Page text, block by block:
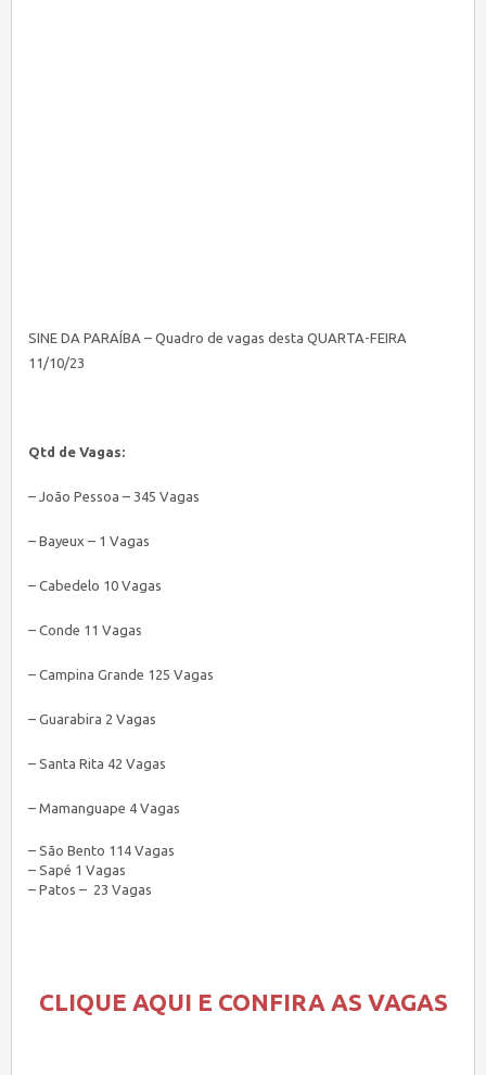
SINE DA PARAÍBA – Quadro de vagas desta QUARTA-FEIRA
11/10/23
Qtd de Vagas:
– João Pessoa – 345 Vagas
– Bayeux – 1 Vagas
– Cabedelo 10 Vagas
– Conde 11 Vagas
– Campina Grande 125 Vagas
– Guarabira 2 Vagas
– Santa Rita 42 Vagas
– Mamanguape 4 Vagas
– São Bento 114 Vagas
– Sapé 1 Vagas
– Patos – 23 Vagas
CLIQUE AQUI E CONFIRA AS VAGAS